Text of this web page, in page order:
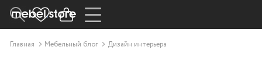
Главная Мебельный блог Дизайн интерьера